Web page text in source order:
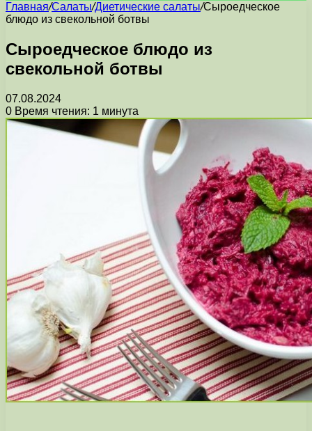
Главная/Салаты/Диетические салаты/Сыроедческое
блюдо из свекольной ботвы
Сыроедческое блюдо из
свекольной ботвы
07.08.2024
0 Время чтения: 1 минута